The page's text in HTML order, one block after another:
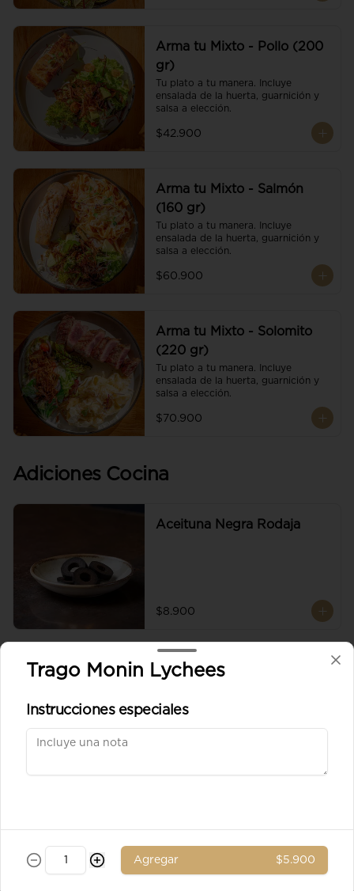
Arma tu Mixto - Pollo (200
gr)
Tu plato a tu manera. Incluye
ensalada de la huerta, guarnición y
salsa a elección.
$42.900
Arma tu Mixto - Salmón
(160 gr)
Tu plato a tu manera. Incluye
ensalada de la huerta, guarnición y
salsa a elección.
$60.900
Arma tu Mixto - Solomito
(220 gr)
Tu plato a tu manera. Incluye
ensalada de la huerta, guarnición y
salsa a elección.
$70.900
Adiciones Cocina
Aceituna Negra Rodaja
$8.900
Aceituna verde entera
Trago Monin Lychees
Instrucciones especiales
Agregar $5.900